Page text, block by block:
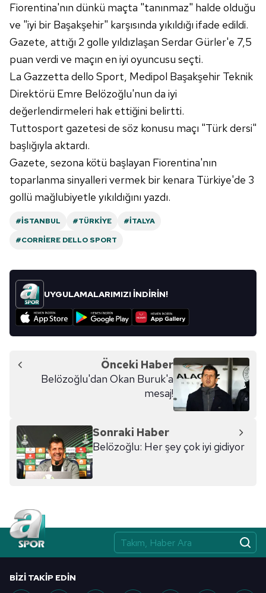
Sizlere daha iyi bir hizmet sunabilmek için İnternet
Sitemizde kendimize ve üçüncü kişilere ait çerezler
kullanılmaktadır. Bu çerezler vasıtasıyla çeşitli kişisel
verileriniz işlenmekte olup gerekli olan çerezler bilgi
toplumu hizmetlerinin sunulması amacıyla
kullanılmaktadır. Diğer çerezler, sitemizin daha işlevsel
kılınması ve kişiselleştirilmesi ve sizlere yönelik
reklam/pazarlama faaliyetlerinin yapılması, amaçlarıyla
sınırlı olarak açık rızanız dahilinde kullanılacaktır.
Çerezlere ilişkin tercihlerinizi aşağıda yer alan panel
vasıtasıyla belirleyebilirsiniz. Çerezlere ilişkin detaylı bilgi
için Ayarlar butonuna tıklayabilir, Çerez Bilgilendirme
Metnimiziziyaret edebilirsiniz.
hazırlanmış Aydınlatma Metnimizi okumak ve sitemizde
almak için lütfentıklayınız.
Fiorentina'nın dünkü maçta "tanınmaz" halde olduğu
ve "iyi bir Başakşehir" karşısında yıkıldığı ifade edildi.
Gazete, attığı 2 golle yıldızlaşan Serdar Gürler'e 7,5
puan verdi ve maçın en iyi oyuncusu seçti.
La Gazzetta dello Sport, Medipol Başakşehir Teknik
Direktörü Emre Belözoğlu'nun da iyi
değerlendirmeleri hak ettiğini belirtti.
Tuttosport gazetesi de söz konusu maçı "Türk dersi"
başlığıyla aktardı.
Gazete, sezona kötü başlayan Fiorentina'nın
toparlanma sinyalleri vermek bir kenara Türkiye'de 3
gollü mağlubiyetle yıkıldığını yazdı.
#İSTANBUL #TÜRKIYE
#İTALYA
#CORRIERE DELLO SPORT
UYGULAMALARIMIZI İNDİRİN!
Önceki Haber
Belözoğlu'dan Okan Buruk'a
mesaj!
Sonraki Haber
Belözoğlu: Her şey çok iyi gidiyor
BIZI TAKIP EDIN